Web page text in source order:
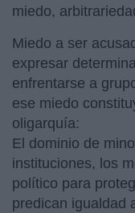
miedo,
Miedo a ser
expresar
enfrentarse a
ese miedo
oligarquía:
El dominio de
instituciones, los
político para
predican igualdad